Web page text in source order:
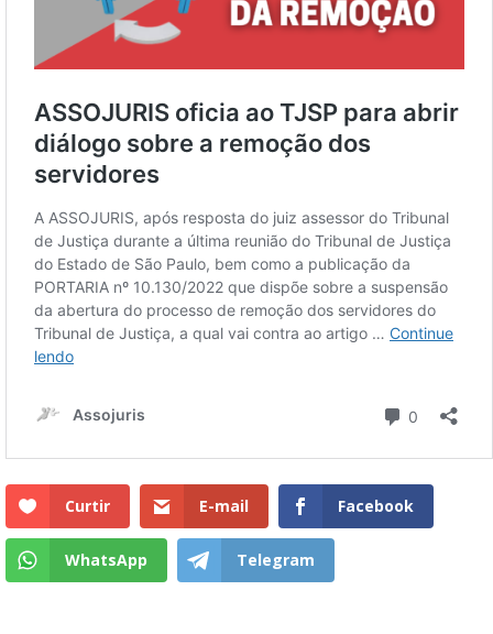
Curtir E-mail Facebook
WhatsApp Telegram